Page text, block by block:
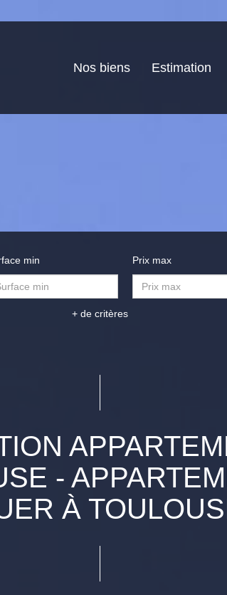
Nos biens Estimation
min Prix max
+ de critères
-
À